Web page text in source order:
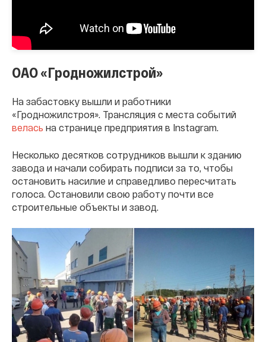
ОАО «Гродножилстрой»
На забастовку вышли и работники
«Гродножилстроя». Трансляция с места событий
велась на странице предприятия в Instagram.
Несколько десятков сотрудников вышли к зданию
завода и начали собирать подписи за то, чтобы
остановить насилие и справедливо пересчитать
голоса. Остановили свою работу почти все
строительные объекты и завод.